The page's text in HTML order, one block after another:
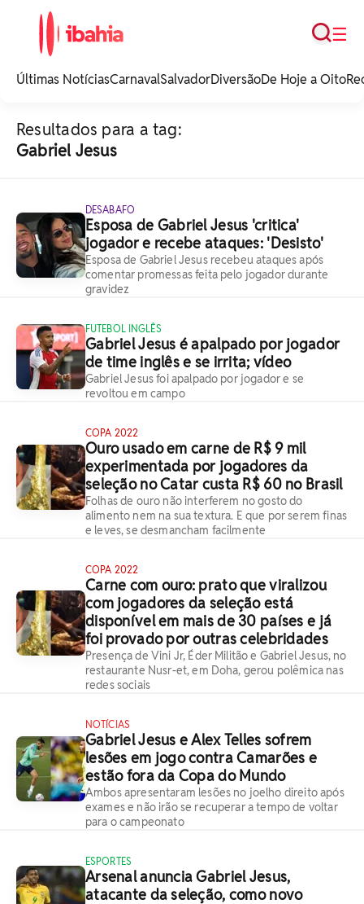
noticias e
☰
Busca
Últimas NotíciasCarnavalSalvadorDiversãoDe Hoje a Oito
Resultados para a tag:
Gabriel Jesus
DESABAFO
Esposa de Gabriel Jesus 'critica'
jogador e recebe ataques: 'Desisto'
Esposa de Gabriel Jesus recebeu ataques após
comentar promessas feita pelo jogador durante
gravidez
FUTEBOL INGLÊS
Gabriel Jesus é apalpado por jogador
de time inglês e se irrita; vídeo
Gabriel Jesus foi apalpado por jogador e se
revoltou em campo
COPA 2022
Ouro usado em carne de R$ 9 mil
experimentada por jogadores da
seleção no Catar custa R$ 60 no Brasil
Folhas de ouro não interferem no gosto do
alimento nem na sua textura. E que por serem finas
e leves, se desmancham facilmente
COPA 2022
Carne com ouro: prato que viralizou
com jogadores da seleção está
disponível em mais de 30 países e já
foi provado por outras celebridades
Presença de Vini Jr, Éder Militão e Gabriel Jesus, no
restaurante Nusr-et, em Doha, gerou polêmica nas
redes sociais
NOTÍCIAS
Gabriel Jesus e Alex Telles sofrem
lesões em jogo contra Camarões e
estão fora da Copa do Mundo
Ambos apresentaram lesões no joelho direito após
exames e não irão se recuperar a tempo de voltar
para o campeonato
ESPORTES
Arsenal anuncia Gabriel Jesus,
atacante da seleção, como novo